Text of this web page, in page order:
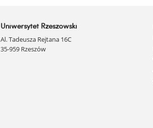
Uniwersytet Rzeszowski
Al. Tadeusza Rejtana 16C
35-959 Rzeszów